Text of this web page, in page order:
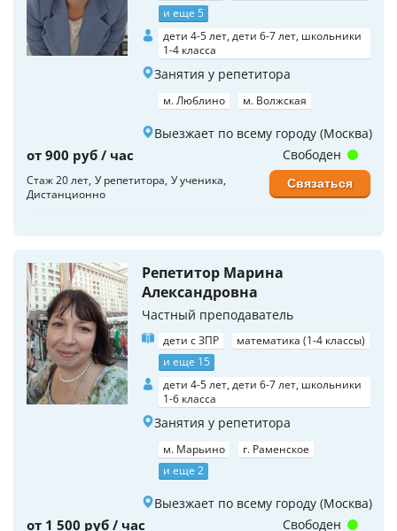
и еще 5
дети 4-5 лет, дети 6-7 лет, школьники
1-4 класса
Занятия у репетитора
м. Люблино м. Волжская
Выезжает по всему городу (Москва)
от 900 руб / час
Стаж 20 лет У репетитора У ученика
Дистанционно
Свободен
Связаться
Репетитор Марина
Александровна
Частный преподаватель
дети с ЗПР
математика (1-4 классы)
и еще 15
дети 4-5 лет, дети 6-7 лет, школьники
1-6 класса
Занятия у репетитора
м. Марьино
г. Раменское
и еще 2
Выезжает по всему городу (Москва)
от 1 500 руб / час Свободен